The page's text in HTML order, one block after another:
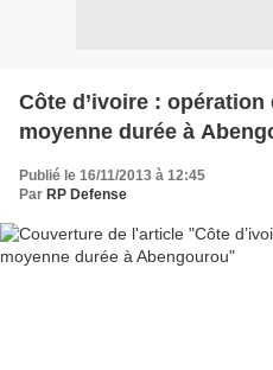
Côte d’ivoire : opération
moyenne durée à
Publié le 16/11/2013 à 12:45
Par RP Defense